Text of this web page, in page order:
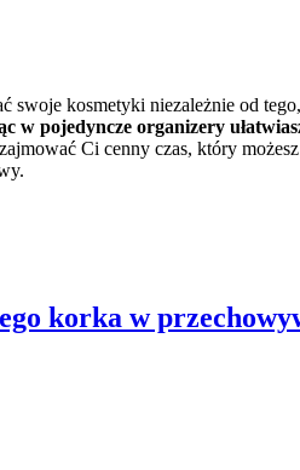
swoje kosmetyki niezależnie od
pojedyncze organizery
Ci cenny czas, który
korka w